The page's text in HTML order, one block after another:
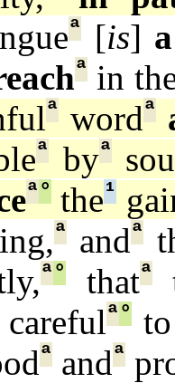
ª [is]
ª in
ª wordª
ª byª
ª°the¹
ªandª
ª° thatª
ª°to
ª andª